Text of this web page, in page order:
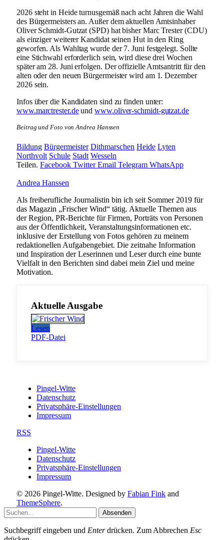
2026 steht in Heide turnusgemäß nach acht Jahren die Wahl
des Bürgermeisters an. Außer dem aktuellen Amtsinhaber
Oliver Schmidt-Gutzat (SPD) hat bisher Marc Trester (CDU)
als einziger weiterer Kandidat seinen Hut in den Ring
geworfen. Als Wahltag wurde der 7. Juni festgelegt. Sollte
eine Stichwahl erforderlich sein, wird diese drei Wochen
später am 28. Juni erfolgen. Der offizielle Amtsantritt für den
alten oder den neuen Bürgermeister wird am 1. Dezember
2026 sein.
Infos über die Kandidaten sind zu finden unter:
www.marctrester.deundwww.oliver-schmidt-gutzat.de
Beitrag und Foto von Andrea Hanssen
Bildung Bürgermeister Dithmarschen Heide Lyten
Northvolt Schule Stadt Wesseln
Teilen. Facebook Twitter Email Telegram WhatsApp
Andrea Hanssen
Als freiberufliche Journalistin bin ich seit Sommer 2019 für
das Magazin „Frischer Wind“ tätig. Aktuelle Themen aus
der Region, PR-Berichte für Firmen, Porträts von Personen
aus der Öffentlichkeit, Veranstaltungsinformationen etc.
inklusive der Erstellung von Fotos gehören zu meinem
redaktionellen Aufgabengebiet. Die zeitnahe Information
und Inspiration der Leserinnen und Leser durch eine bunte
Vielfalt in den Berichten sind dabei mein Ziel und meine
Motivation.
Aktuelle Ausgabe
Lesen
PDF-Datei
Pingel-Witte
Datenschutz
Privatsphäre-Einstellungen
Impressum
RSS
Pingel-Witte
Datenschutz
Privatsphäre-Einstellungen
Impressum
© 2026 Pingel-Witte. Designed by Fabian Fink and
ThemeSphere.
Absenden
Suchbegriff eingeben und Enterdrücken. Zum Abbrechen Esc